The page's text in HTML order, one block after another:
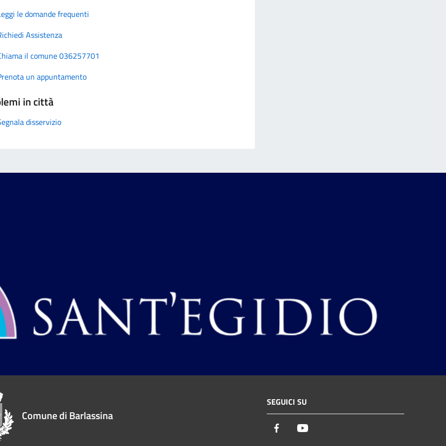
le domande frequenti
Assistenza
il comune 036257701
un appuntamento
in città
disservizio
Comune di Barlassina
SEGUICI SU
Facebook